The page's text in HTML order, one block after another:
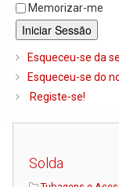
Ar Condicionado
Caldeiras e
Biomassa
Piso Radiante
Radiadores e
Memorizar-me
Iniciar Sessão
Esqueceu-se da
Esqueceu-se do
Registe-se!
Solda